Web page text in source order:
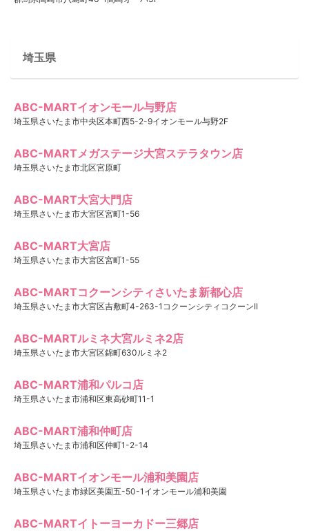
埼玉県
ABC-MARTイオンモール与野店
埼玉県さいたま市中央区本町西5-2-9イオンモール与野2F
ABC-MARTメガステージ大宮ステラタウン店
埼玉県さいたま市北区宮原町
ABC-MART大宮大門店
埼玉県さいたま市大宮区宮町1-56
ABC-MART大宮店
埼玉県さいたま市大宮区宮町1-55
ABC-MARTコクーンシティさいたま新都心店
埼玉県さいたま市大宮区吉敷町4-263-1コクーンシティコクーンII
ABC-MARTルミネ大宮ルミネ2店
埼玉県さいたま市大宮区錦町630ルミネ2
ABC-MART浦和パルコ店
埼玉県さいたま市浦和区東高砂町11-1
ABC-MART浦和仲町店
埼玉県さいたま市浦和区仲町1-2-14
ABC-MARTイオンモール浦和美園店
埼玉県さいたま市緑区美園五-50-1イオンモール浦和美園
ABC-MARTイトーヨーカドー三郷店